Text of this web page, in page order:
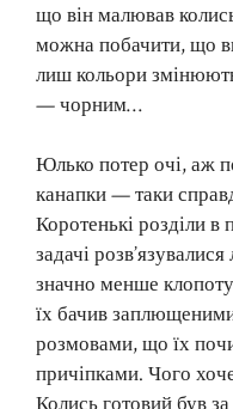
що він малював
можна побачити, що
лиш кольори
— чорним…
Юлько потер очі, аж
канапки — таки
Коротенькі розділи в
задачі
значно менше
їх бачив
розмовами, що їх
причіпками. Чого